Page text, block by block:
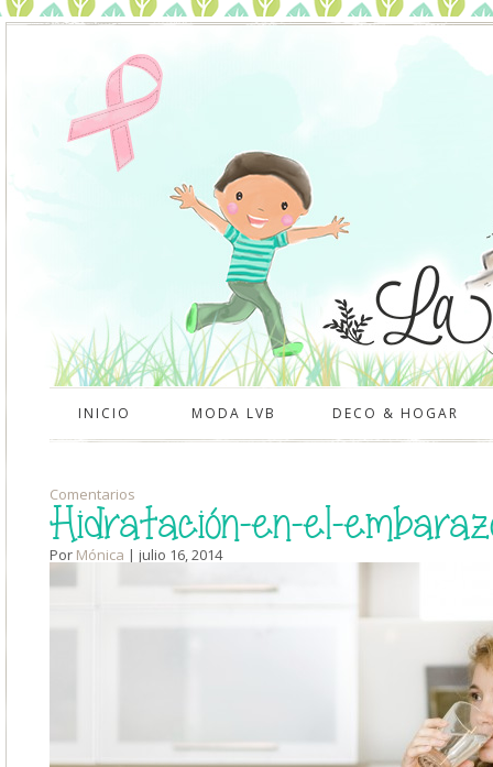
INICIO MODA LVB DECO & HOGAR
Comentarios
Hidratación-en-el-
Por Mónica | julio 16, 2014